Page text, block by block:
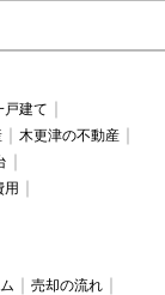
戸建て
木更津の不動産
用
売却の流れ